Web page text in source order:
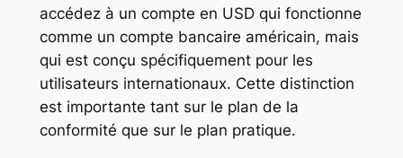
accédez à un compte en USD qui fonctionne
comme un compte bancaire américain, mais
qui est conçu spécifiquement pour les
utilisateurs internationaux. Cette distinction
est importante tant sur le plan de la
conformité que sur le plan pratique.